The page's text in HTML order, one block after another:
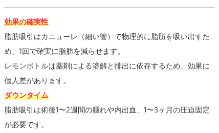
効果の確実性
脂肪吸引はカニューレ（細い管）で物理的に脂肪を吸い出すた
め、1回で確実に脂肪を減らせます。
レモンボトルは薬剤による溶解と排出に依存するため、効果に
個人差があります。
ダウンタイム
脂肪吸引は術後1〜2週間の腫れや内出血、1〜3ヶ月の圧迫固定
が必要です。